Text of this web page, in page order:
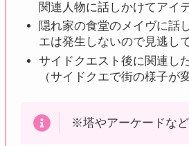
関連人物に話しかけてアイ
隠れ家の食堂のメイヴに話
エは発生しないので見逃して
サイドクエスト後に関連し
（サイドクエで街の様子が
※塔やアーケードな